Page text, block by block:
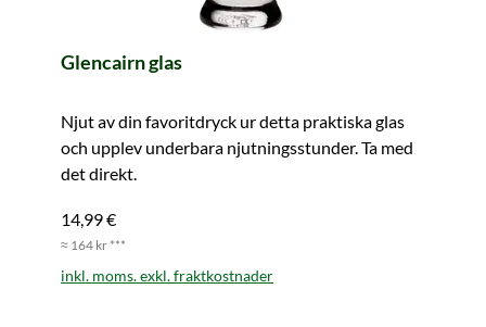
Glencairn glas
Njut av din favoritdryck ur detta praktiska glas
och upplev underbara njutningsstunder. Ta med
det direkt.
14,99 €
≈ 164 kr ***
inkl. moms. exkl. fraktkostnader